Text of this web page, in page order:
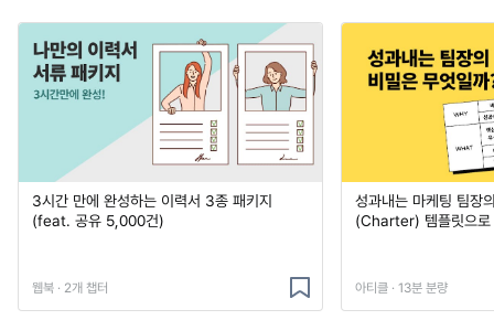
3시간 만에 완성하는 이력서 3종 패키지
(feat. 공유 5,000건)
웹북 · 2개 챕터
성과내는 마케팅 팀장
(Charter) 템플릿으로
아티클 · 13분 분량